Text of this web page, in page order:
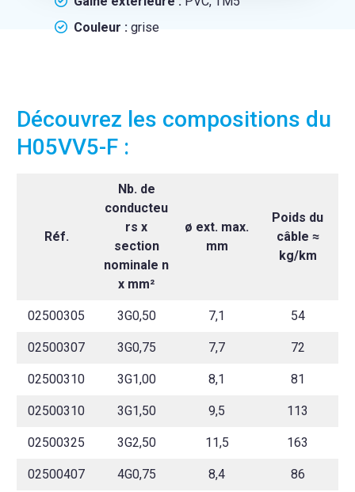
Couleur :grise
Découvrez les compositions du
H05VV5-F :
Réf.
Nb. de
conducteu
rs x
section
nominale n
x mm²
ø ext. max.
mm
Poids du
câble ≈
kg/km
02500305 3G0,50 7,1 54
02500307 3G0,75 7,7 72
02500310 3G1,00 8,1 81
02500310 3G1,50 9,5 113
02500325 3G2,50 11,5 163
02500407 4G0,75 8,4 86